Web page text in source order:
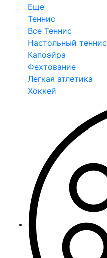
Еще
Теннис
Все Теннис
Настольный теннис
Капоэйра
Фехтование
Легкая атлетика
Хоккей